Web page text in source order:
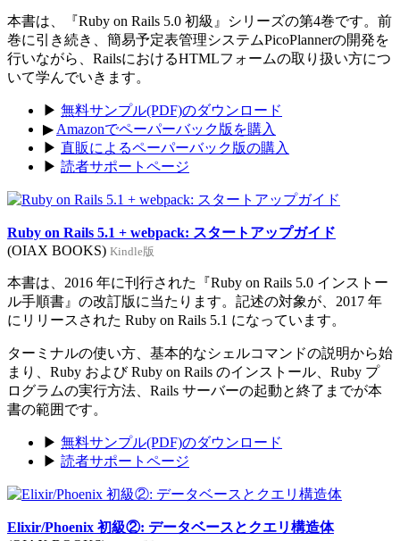
本書は、『Ruby on Rails 5.0 初級』シリーズの第4巻です。前
巻に引き続き、簡易予定表管理システムPicoPlannerの開発を
行いながら、RailsにおけるHTMLフォームの取り扱い方につ
いて学んでいきます。
▶ 無料サンプル(PDF)のダウンロード
▶ Amazonでペーパーバック版を購入
▶ 直販によるペーパーバック版の購入
▶ 読者サポートページ
Ruby on Rails 5.1 + webpack: スタートアップガイド
(OIAX BOOKS) Kindle版
本書は、2016 年に刊行された『Ruby on Rails 5.0 インストー
ル手順書』の改訂版に当たります。記述の対象が、2017 年
にリリースされた Ruby on Rails 5.1 になっています。
ターミナルの使い方、基本的なシェルコマンドの説明から始
まり、Ruby および Ruby on Rails のインストール、Ruby プ
ログラムの実行方法、Rails サーバーの起動と終了までが本
書の範囲です。
▶ 無料サンプル(PDF)のダウンロード
▶ 読者サポートページ
Elixir/Phoenix 初級②: データベースとクエリ構造体